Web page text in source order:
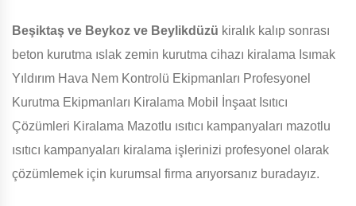
Beşiktaş ve Beykoz ve Beylikdüzü kiralık kalıp sonrası
beton kurutma ıslak zemin kurutma cihazı kiralama Isımak
Yıldırım Hava Nem Kontrolü Ekipmanları Profesyonel
Kurutma Ekipmanları Kiralama Mobil İnşaat Isıtıcı
Çözümleri Kiralama Mazotlu ısıtıcı kampanyaları mazotlu
ısıtıcı kampanyaları kiralama işlerinizi profesyonel olarak
çözümlemek için kurumsal firma arıyorsanız buradayız.